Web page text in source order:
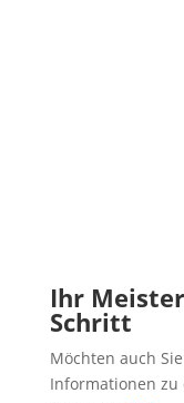
Ihr
Schritt
Möchten auch
Informationen